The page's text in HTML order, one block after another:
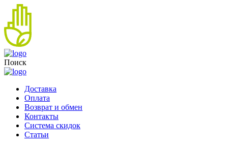
Поиск
Доставка
Оплата
Возврат и обмен
Контакты
Система скидок
Статьи